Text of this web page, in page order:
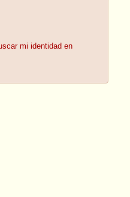
mi identidad en